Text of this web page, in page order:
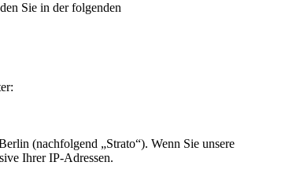
Sie in der folgenden
(nachfolgend „Strato“). Wenn Sie unsere
Ihrer IP-Adressen.